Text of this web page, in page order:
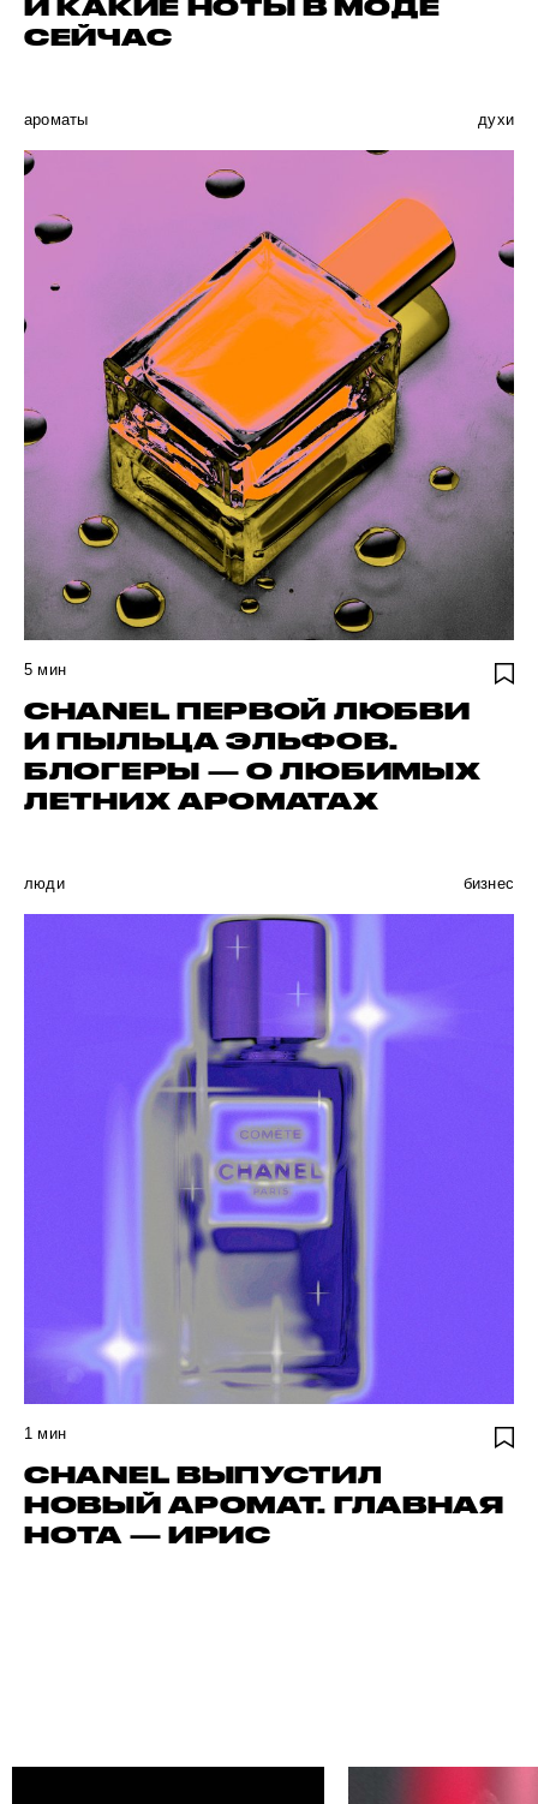
И КАКИЕ НОТЫ В МОДЕ
СЕЙЧАС
ароматы духи
5 мин
CHANEL ПЕРВОЙ ЛЮБВИ
И ПЫЛЬЦА ЭЛЬФОВ.
БЛОГЕРЫ — О ЛЮБИМЫХ
ЛЕТНИХ АРОМАТАХ
люди бизнес
1 мин
CHANEL ВЫПУСТИЛ
НОВЫЙ АРОМАТ. ГЛАВНАЯ
НОТА — ИРИС